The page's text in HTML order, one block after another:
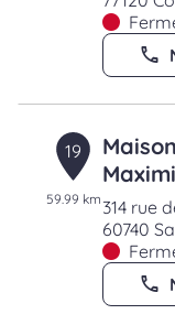
19
59.99 km 314 rue
60740